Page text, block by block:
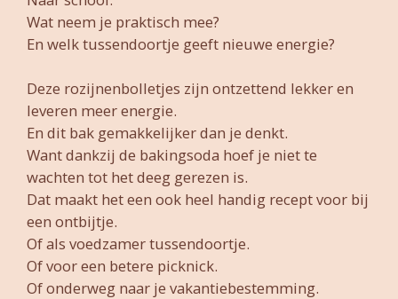
Wat neem je praktisch mee?
En welk tussendoortje geeft nieuwe energie?
Deze rozijnenbolletjes zijn ontzettend lekker en
leveren meer energie.
En dit bak gemakkelijker dan je denkt.
Want dankzij de bakingsoda hoef je niet te
wachten tot het deeg gerezen is.
Dat maakt het een ook heel handig recept voor bij
een ontbijtje.
Of als voedzamer tussendoortje.
Of voor een betere picknick.
Of onderweg naar je vakantiebestemming.